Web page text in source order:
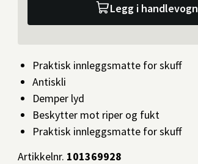
Legg i handlevogn
Praktisk innleggsmatte for skuff
Antiskli
Demper lyd
Beskytter mot riper og fukt
Praktisk innleggsmatte for skuff
Artikkelnr. 101369928